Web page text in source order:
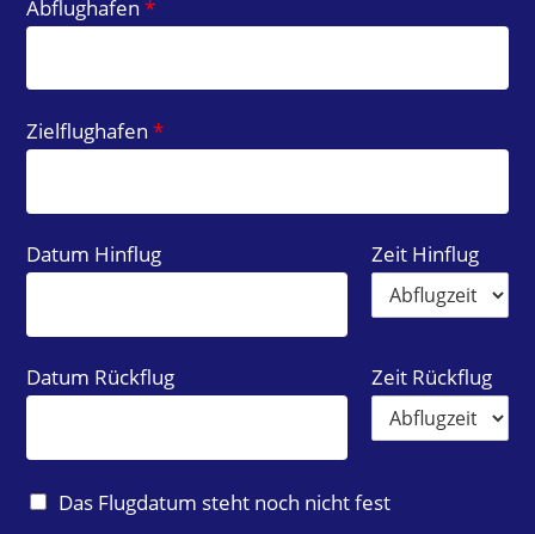
g
Abflughafen*
Zielflughafen*
Datum Hinflug Zeit Hinflug
Datum Rückflug Zeit Rückflug
F
Das Flugdatum steht noch nicht fest